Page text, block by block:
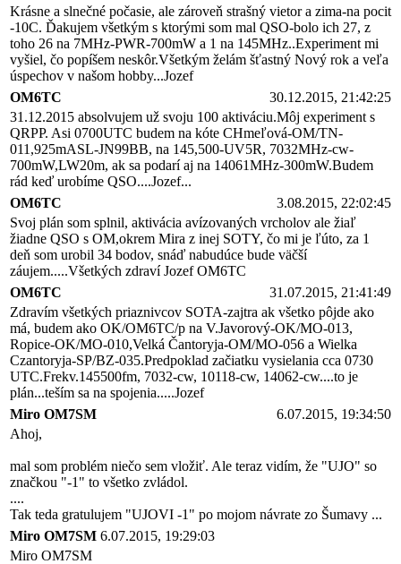
Krásne a slnečné počasie, ale zároveň strašný vietor a zima-na pocit
-10C. Ďakujem všetkým s ktorými som mal QSO-bolo ich 27, z
toho 26 na 7MHz-PWR-700mW a 1 na 145MHz..Experiment mi
vyšiel, čo popíšem neskôr.Všetkým želám šťastný Nový rok a veľa
úspechov v našom hobby...Jozef
OM6TC
30.12.2015, 21:42:25
31.12.2015 absolvujem už svoju 100 aktiváciu.Môj experiment s
QRPP. Asi 0700UTC budem na kóte CHmeľová-OM/TN-
011,925mASL-JN99BB, na 145,500-UV5R, 7032MHz-cw-
700mW,LW20m, ak sa podarí aj na 14061MHz-300mW.Budem
rád keď urobíme QSO....Jozef...
OM6TC
3.08.2015, 22:02:45
Svoj plán som splnil, aktivácia avízovaných vrcholov ale žiaľ
žiadne QSO s OM,okrem Mira z inej SOTY, čo mi je ľúto, za 1
deň som urobil 34 bodov, snáď nabudúce bude väčší
záujem.....Všetkých zdraví Jozef OM6TC
OM6TC
31.07.2015, 21:41:49
Zdravím všetkých priaznivcov SOTA-zajtra ak všetko pôjde ako
má, budem ako OK/OM6TC/p na V.Javorový-OK/MO-013,
Ropice-OK/MO-010,Velká Čantoryja-OM/MO-056 a Wielka
Czantoryja-SP/BZ-035.Predpoklad začiatku vysielania cca 0730
UTC.Frekv.145500fm, 7032-cw, 10118-cw, 14062-cw....to je
plán...teším sa na spojenia.....Jozef
Miro OM7SM
6.07.2015, 19:34:50
Ahoj,
mal som problém niečo sem vložiť. Ale teraz vidím, že "UJO" so
značkou "-1" to všetko zvládol.
....
Tak teda gratulujem "UJOVI -1" po mojom návrate zo Šumavy ...
Miro OM7SM 6.07.2015, 19:29:03
Miro OM7SM